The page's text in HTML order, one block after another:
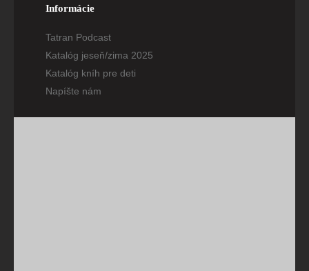
Informácie
Tatran Podcast
Katalóg jeseň/zima 2025
Katalóg kníh pre deti
Napíšte nám